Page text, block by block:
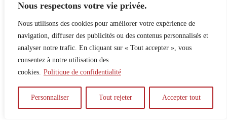
Nous respectons votre vie privée.
Nous utilisons des cookies pour améliorer votre expérience de
navigation, diffuser des publicités ou des contenus personnalisés et
analyser notre trafic. En cliquant sur « Tout accepter », vous
consentez à notre utilisation des
cookies. Politique de confidentialité
Personnaliser Tout rejeter Accepter tout